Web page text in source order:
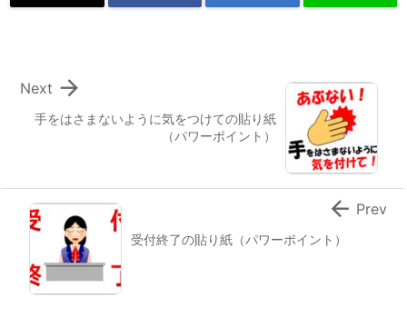
手をはさまないように気をつけての貼り紙
（パワーポイント）

Next
受付終了の貼り紙（パワーポイント）
 Prev